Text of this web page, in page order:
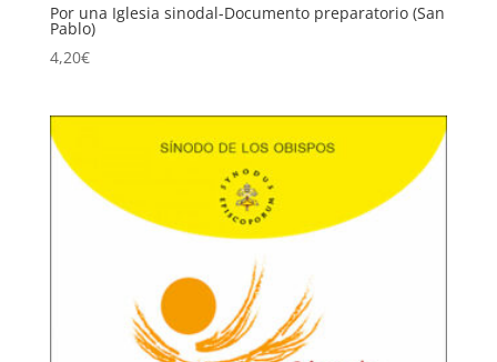
Por una Iglesia sinodal-Documento preparatorio (San
Pablo)
4,20€